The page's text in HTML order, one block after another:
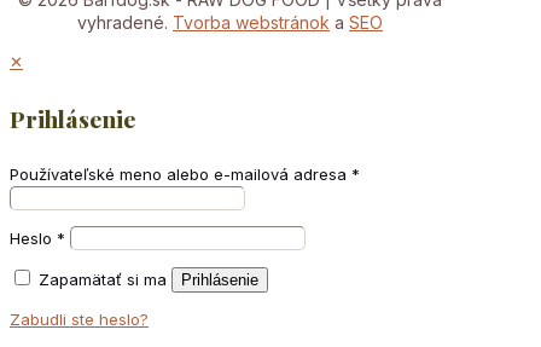
vyhradené. Tvorba webstránok a SEO
✕
Prihlásenie
Používateľské meno alebo e-mailová adresa *
Heslo *
Zapamätať si ma Prihlásenie
Zabudli ste heslo?